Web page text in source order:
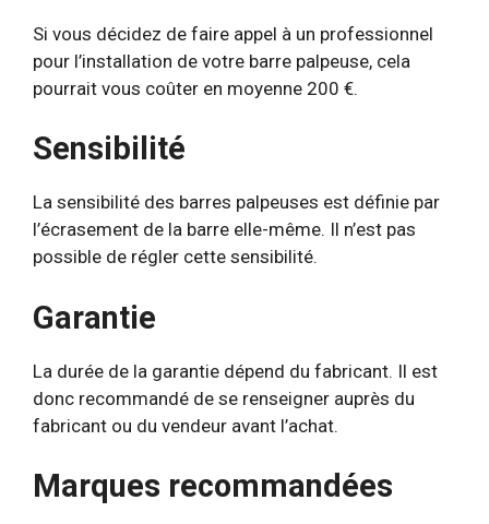
Si vous décidez de faire appel à un professionnel
pour l’installation de votre barre palpeuse, cela
pourrait vous coûter en moyenne 200 €.
Sensibilité
La sensibilité des barres palpeuses est définie par
l’écrasement de la barre elle-même. Il n’est pas
possible de régler cette sensibilité.
Garantie
La durée de la garantie dépend du fabricant. Il est
donc recommandé de se renseigner auprès du
fabricant ou du vendeur avant l’achat.
Marques recommandées